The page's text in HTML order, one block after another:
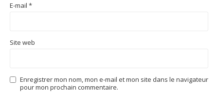
E-mail *
Site web
Enregistrer mon nom, mon e-mail et mon site dans le navigateur
pour mon prochain commentaire.